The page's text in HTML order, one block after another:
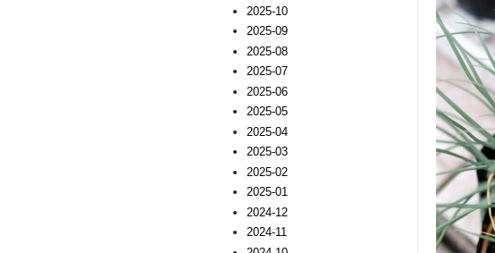
2025-10
2025-09
2025-08
2025-07
2025-06
2025-05
2025-04
2025-03
2025-02
2025-01
2024-12
2024-11